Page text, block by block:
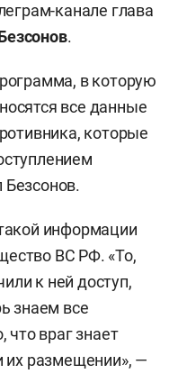
канале глава
.
в которую
все данные
которые
информации
ВС РФ. «То,
к ней доступ,
знаем все
что враг знает
их размещении», —